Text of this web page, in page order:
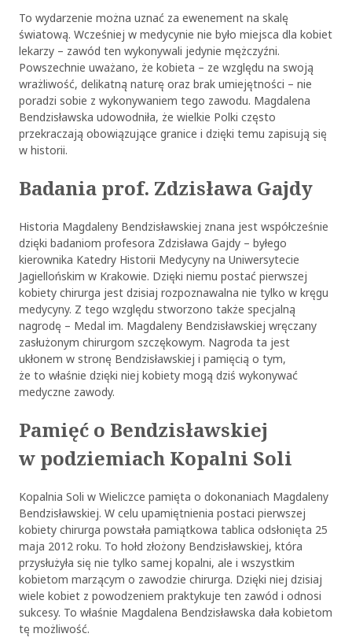
To wydarzenie można uznać za ewenement na skalę
światową. Wcześniej w medycynie nie było miejsca dla kobiet
lekarzy – zawód ten wykonywali jedynie mężczyźni.
Powszechnie uważano, że kobieta – ze względu na swoją
wrażliwość, delikatną naturę oraz brak umiejętności – nie
poradzi sobie z wykonywaniem tego zawodu. Magdalena
Bendzisławska udowodniła, że wielkie Polki często
przekraczają obowiązujące granice i dzięki temu zapisują się
w historii.
Badania prof. Zdzisława Gajdy
Historia Magdaleny Bendzisławskiej znana jest współcześnie
dzięki badaniom profesora Zdzisława Gajdy – byłego
kierownika Katedry Historii Medycyny na Uniwersytecie
Jagiellońskim w Krakowie. Dzięki niemu postać pierwszej
kobiety chirurga jest dzisiaj rozpoznawalna nie tylko w kręgu
medycyny. Z tego względu stworzono także specjalną
nagrodę – Medal im. Magdaleny Bendzisławskiej wręczany
zasłużonym chirurgom szczękowym. Nagroda ta jest
ukłonem w stronę Bendzisławskiej i pamięcią o tym,
że to właśnie dzięki niej kobiety mogą dziś wykonywać
medyczne zawody.
Pamięć o Bendzisławskiej
w podziemiach Kopalni Soli
Kopalnia Soli w Wieliczce pamięta o dokonaniach Magdaleny
Bendzisławskiej. W celu upamiętnienia postaci pierwszej
kobiety chirurga powstała pamiątkowa tablica odsłonięta 25
maja 2012 roku. To hołd złożony Bendzisławskiej, która
przysłużyła się nie tylko samej kopalni, ale i wszystkim
kobietom marzącym o zawodzie chirurga. Dzięki niej dzisiaj
wiele kobiet z powodzeniem praktykuje ten zawód i odnosi
sukcesy. To właśnie Magdalena Bendzisławska dała kobietom
tę możliwość.